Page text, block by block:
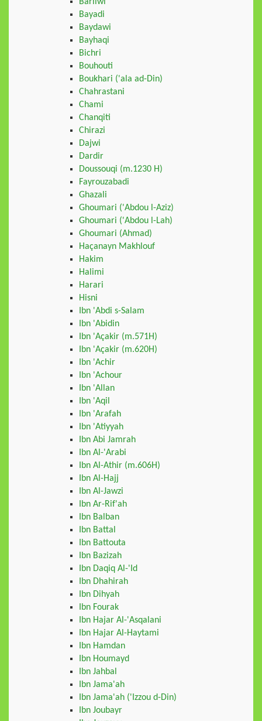
Barilwi
Bayadi
Baydawi
Bayhaqi
Bichri
Bouhouti
Boukhari ('ala ad-Din)
Chahrastani
Chami
Chanqiti
Chirazi
Dajwi
Dardir
Doussouqi (m.1230 H)
Fayrouzabadi
Ghazali
Ghoumari ('Abdou l-Aziz)
Ghoumari ('Abdou l-Lah)
Ghoumari (Ahmad)
Haçanayn Makhlouf
Hakim
Halimi
Harari
Hisni
Ibn 'Abdi s-Salam
Ibn 'Abidin
Ibn 'Açakir (m.571H)
Ibn 'Açakir (m.620H)
Ibn 'Achir
Ibn 'Achour
Ibn 'Allan
Ibn 'Aqil
Ibn 'Arafah
Ibn 'Atiyyah
Ibn Abi Jamrah
Ibn Al-'Arabi
Ibn Al-Athir (m.606H)
Ibn Al-Hajj
Ibn Al-Jawzi
Ibn Ar-Rif'ah
Ibn Balban
Ibn Battal
Ibn Battouta
Ibn Bazizah
Ibn Daqiq Al-'Id
Ibn Dhahirah
Ibn Dihyah
Ibn Fourak
Ibn Hajar Al-'Asqalani
Ibn Hajar Al-Haytami
Ibn Hamdan
Ibn Houmayd
Ibn Jahbal
Ibn Jama'ah
Ibn Jama'ah ('Izzou d-Din)
Ibn Joubayr